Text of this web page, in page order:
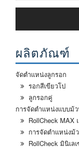
ผลิตภัณฑ์
จัดตำแหน่งลูกรอก
รอกสีเขียวโป
ลูกรอกคู่
การจัดตำแหน่งแบบม้
RollCheck MAX
การจัดตำแหน่งม้
RollCheck มินิเล